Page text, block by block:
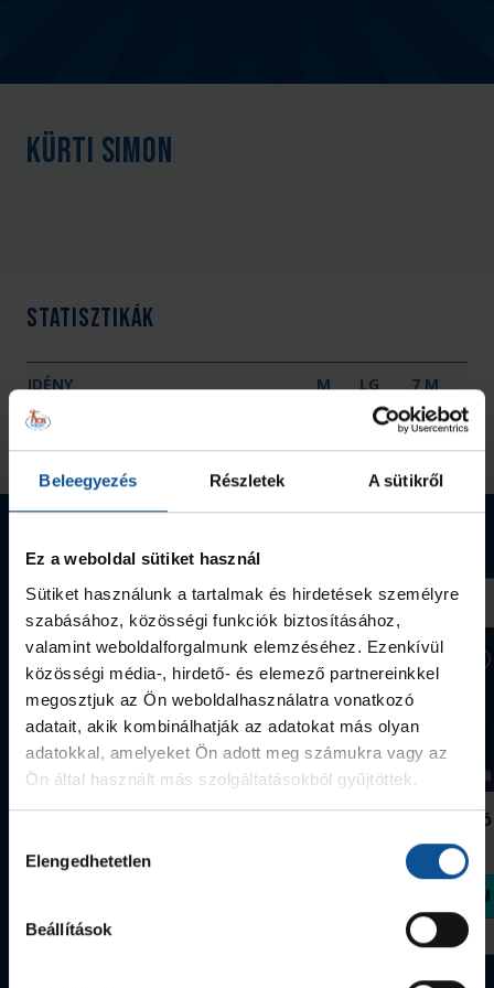
Beleegyezés Részletek A sütikről
Ez a weboldal sütiket használ
Sütiket használunk a tartalmak és hirdetések személyre
szabásához, közösségi funkciók biztosításához,
valamint weboldalforgalmunk elemzéséhez. Ezenkívül
közösségi média-, hirdető- és elemező partnereinkkel
megosztjuk az Ön weboldalhasználatra vonatkozó
adatait, akik kombinálhatják az adatokat más olyan
adatokkal, amelyeket Ön adott meg számukra vagy az
Ön által használt más szolgáltatásokból gyűjtöttek.
kiválasztása
Elengedhetetlen
Beállítások
Kürti Simon
Statisztikák
IDÉNY M LG 7 M
Összesen 0
Szeged
1 090 Ft
Megvásárolom